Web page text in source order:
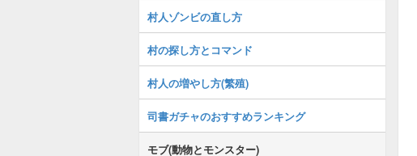
村人ゾンビの直し方
村の探し方とコマンド
村人の増やし方(繁殖)
司書ガチャのおすすめランキング
モブ(動物とモンスター)